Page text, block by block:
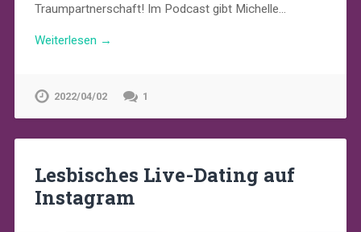
Traumpartnerschaft! Im Podcast gibt Michelle…
Weiterlesen →
2022/04/02 1
Lesbisches Live-Dating auf
Instagram